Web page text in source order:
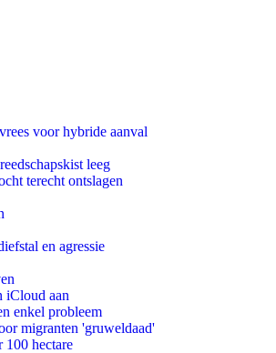
voor hybride aanval
leeg
terecht ontslagen
en agressie
iCloud aan
enkel probleem
migranten 'gruweldaad'
100 hectare